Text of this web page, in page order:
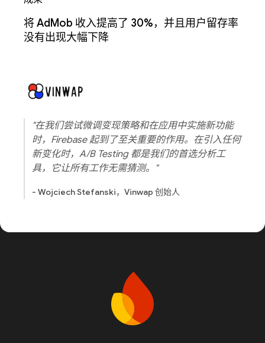
将 AdMob 收入提高了 30%，并且用户留存率
没有出现大幅下降
"在我们尝试微调变现策略和在应用中实施新功能
时，Firebase 起到了至关重要的作用。在引入任何
新变化时，A/B Testing 都是我们的首选分析工
具，它让所有工作无需猜测。"
- Wojciech Stefanski，Vinwap 创始人